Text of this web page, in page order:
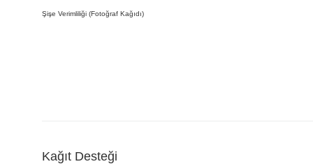
Şişe Verimliliği (Fotoğraf Kağıdı)
Kağıt Desteği